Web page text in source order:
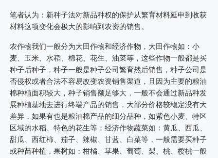
笔者认为：新种子法对新品种权的保护从繁育材料延申到收获
材料这项变化会极大的影响到农资的销售。
农作物我们一般分为大田作物和经济作物，大田作物如：小
麦、玉米、水稻、棉花、花生、油菜等，这些作物一般都是买
种子后种子，种子一般是种子公司繁育然后销售，种子公司是
否侵权或者合法不容易改变农资销售渠道，且因为主要的粮油
棉种植面积较大，种子销售额足够大，一般不会通过新品种发
展种植基地去进行终端产品的销售，大部分价格较稳定没有大
差异，如果有也是粮油棉产品的细分品种，如紫色小麦、特区
区域的水稻、特色的花生等；经济作物蔬菜如：黄瓜、西瓜、
甜瓜、西红柿、茄子、辣椒、甘蓝、白菜等，一般需要买种子
或种苗种植，果树如：柑橘、苹果、葡萄、梨、桃、樱桃一般